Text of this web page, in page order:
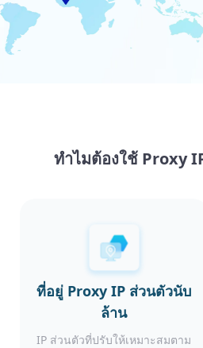
ทำไมต้องใช้ Proxy
ที่อยู่ Proxy IP ส่วนตัวนับ
ล้าน
IP ส่วนตัวที่ปรับให้เหมาะสมตาม